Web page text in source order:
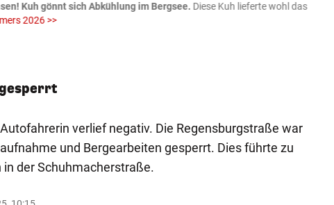
Kuh gönnt sich Abkühlung im Bergsee. Diese Kuh lieferte wohl das
2026 >>
verlief negativ. Die Regensburgstraße war
und Bergearbeiten gesperrt. Dies führte zu
der Schuhmacherstraße.